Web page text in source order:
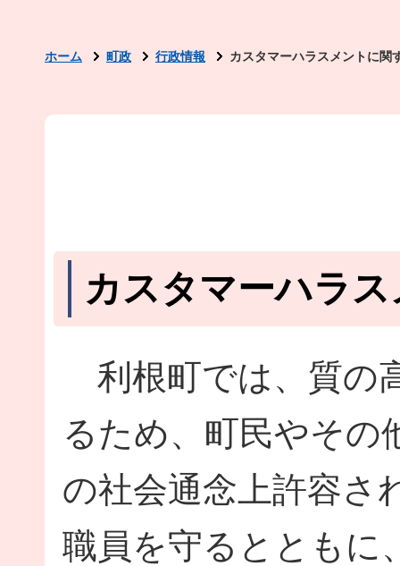
ホーム 町政 行政情報 カスタマーハラスメントに関
カスタマーハラ
利根町では、質の
るため、町民やその
の社会通念上許容さ
職員を守るとともに